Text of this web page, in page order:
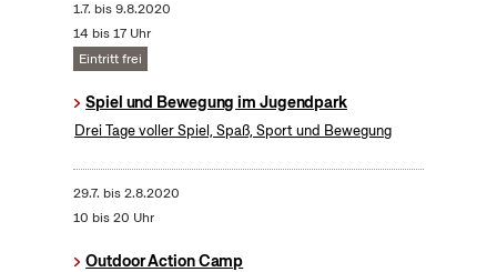
1.7. bis9.8.2020
14 bis 17 Uhr
Eintritt frei
Spiel und Bewegung im Jugendpark
Drei Tage voller Spiel, Spaß, Sport und Bewegung
29.7. bis2.8.2020
10 bis 20 Uhr
Outdoor Action Camp